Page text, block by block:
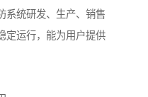
系统研发、生产、销售
定运行，能为用户提供